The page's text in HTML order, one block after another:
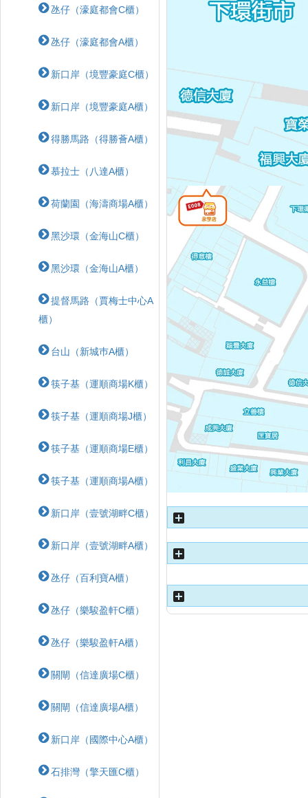
氹仔（濠庭都會C櫃）
氹仔（濠庭都會A櫃）
新口岸（境豐豪庭C櫃）
新口岸（境豐豪庭A櫃）
得勝馬路（得勝薈A櫃）
慕拉士（八達A櫃）
荷蘭園（海濤商場A櫃）
黑沙環（金海山C櫃）
黑沙環（金海山A櫃）
提督馬路（賈梅士中心A
櫃）
台山（新城巿A櫃）
筷子基（運順商場K櫃）
筷子基（運順商場J櫃）
筷子基（運順商場E櫃）
筷子基（運順商場A櫃）
新口岸（壹號湖畔C櫃）
新口岸（壹號湖畔A櫃）
氹仔（百利寶A櫃）
氹仔（樂駿盈軒C櫃）
氹仔（樂駿盈軒A櫃）
關閘（信達廣場C櫃）
關閘（信達廣場A櫃）
新口岸（國際中心A櫃）
石排灣（擎天匯C櫃）